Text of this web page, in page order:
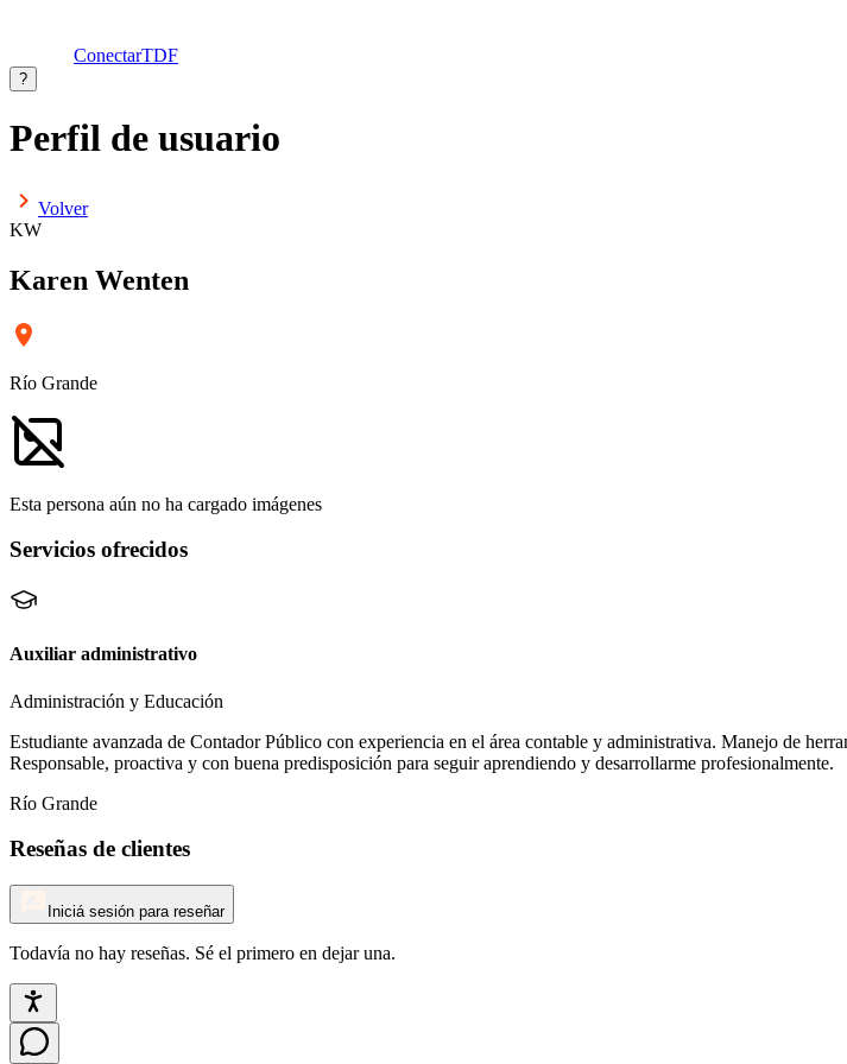
ConectarTDF
?
Perfil de usuario
Volver
KW
Karen Wenten
Río Grande
Esta persona aún no ha cargado imágenes
Servicios ofrecidos
Auxiliar administrativo
Administración y Educación
Estudiante avanzada de Contador Público con experiencia en el área contable y administrativa. Manejo de
Responsable, proactiva y con buena predisposición para seguir aprendiendo y desarrollarme profesionalmente.
Río Grande
Reseñas de clientes
Iniciá sesión para reseñar
Todavía no hay reseñas. Sé el primero en dejar una.